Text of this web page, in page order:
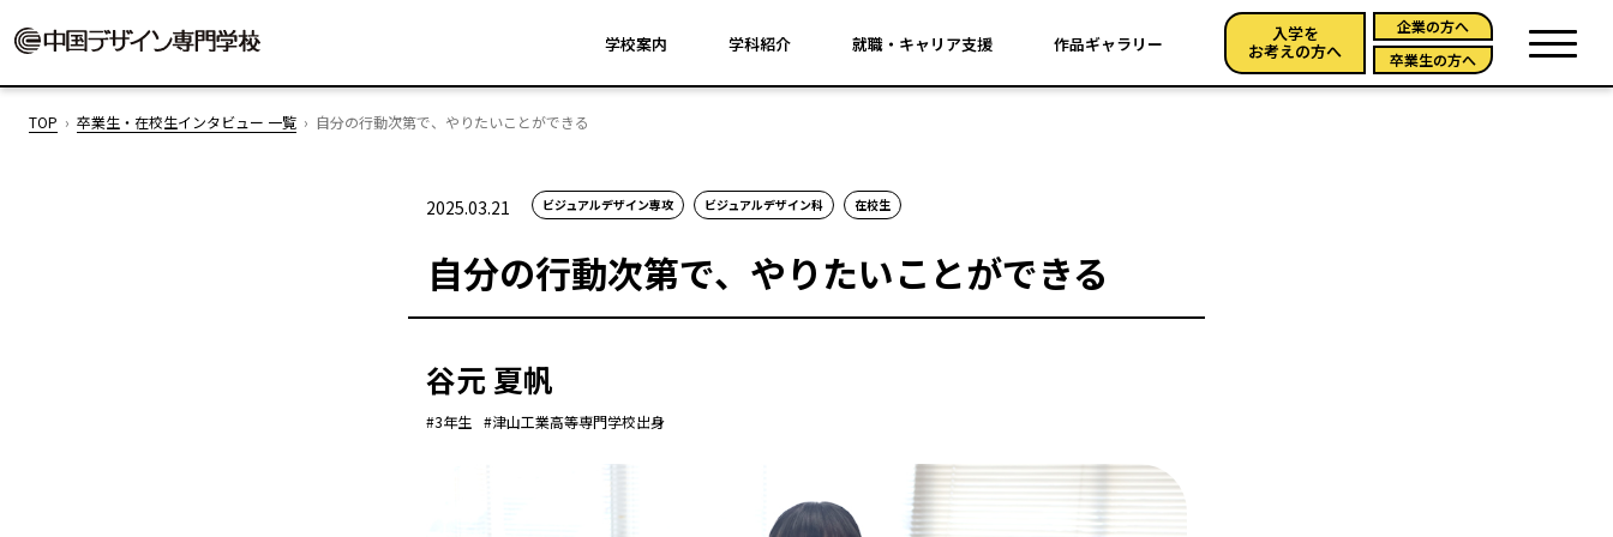
学校案内 学科紹介 就職・キャリア支援 作品ギャラリー 入学を
お考えの方へ
企業の方へ
卒業生の方へ
TOP 卒業生・在校生インタビュー 一覧 自分の行動次第で、やりたいことができる
2025.03.21 ビジュアルデザイン専攻 ビジュアルデザイン科 在校生
自分の行動次第で、やりたいことができる
谷元 夏帆
#3年生 #津山工業高等専門学校出身